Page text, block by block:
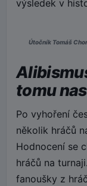
výsledek v
Útočník Tomáš
tomu
Po vyhoření
několik hráčů
Hodnocení se
hráčů na
fanoušky z